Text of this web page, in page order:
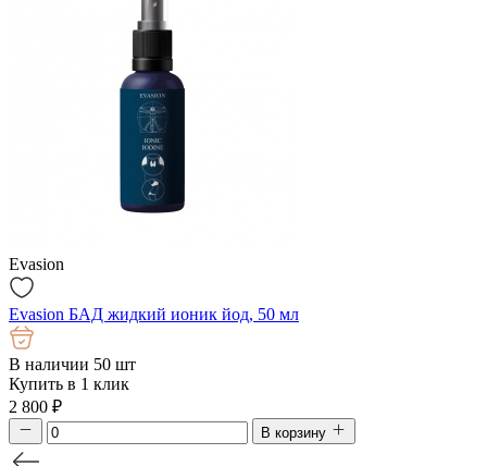
Evasion
Evasion БАД жидкий ионик йод, 50 мл
В наличии 50 шт
Купить в 1 клик
2 800 ₽
В корзину